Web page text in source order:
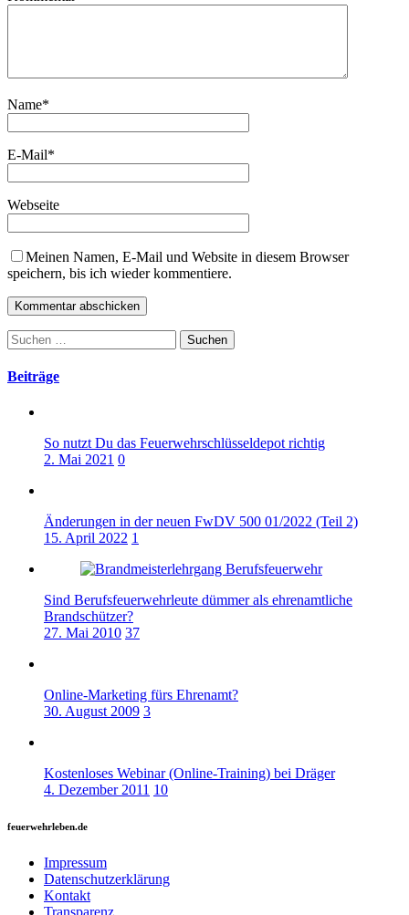
Name*
E-Mail*
Webseite
Meinen Namen, E-Mail und Website in diesem Browser
speichern, bis ich wieder kommentiere.
Suchen
nach:
Beiträge
So nutzt Du das Feuerwehrschlüsseldepot richtig
2. Mai 2021 0
Änderungen in der neuen FwDV 500 01/2022 (Teil 2)
15. April 2022 1
Sind Berufsfeuerwehrleute dümmer als ehrenamtliche
Brandschützer?
27. Mai 2010 37
Online-Marketing fürs Ehrenamt?
30. August 2009 3
Kostenloses Webinar (Online-Training) bei Dräger
4. Dezember 2011 10
feuerwehrleben.de
Impressum
Datenschutzerklärung
Kontakt